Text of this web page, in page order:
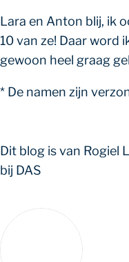
Lara en Anton blij, ik
10 van ze! Daar word
gewoon heel graag
* De namen zijn
Dit blog is van Rogiel
bij DAS